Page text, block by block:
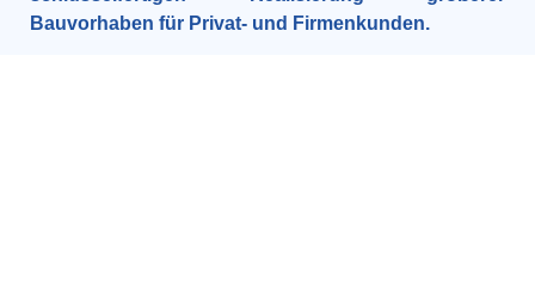
Bauvorhaben für Privat- und Firmenkunden.